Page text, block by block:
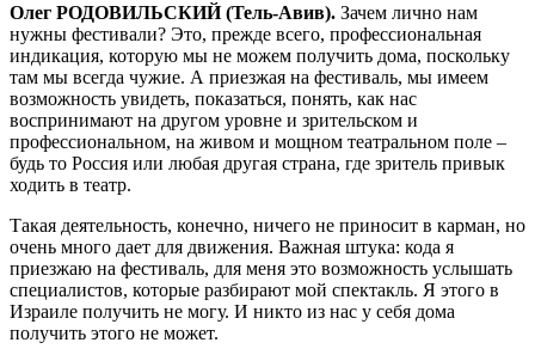
Олег РОДОВИЛЬСКИЙ (Тель-Авив). Зачем лично нам
нужны фестивали? Это, прежде всего, профессиональная
индикация, которую мы не можем получить дома, поскольку
там мы всегда чужие. А приезжая на фестиваль, мы имеем
возможность увидеть, показаться, понять, как нас
воспринимают на другом уровне и зрительском и
профессиональном, на живом и мощном театральном поле –
будь то Россия или любая другая страна, где зритель привык
ходить в театр.
Такая деятельность, конечно, ничего не приносит в карман, но
очень много дает для движения. Важная штука: кода я
приезжаю на фестиваль, для меня это возможность услышать
специалистов, которые разбирают мой спектакль. Я этого в
Израиле получить не могу. И никто из нас у себя дома
получить этого не может.